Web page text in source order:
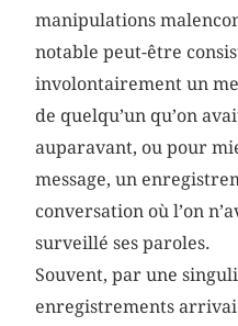
manipulations
notable peut-être
involontairement un
de quelqu’un qu’on
auparavant, ou pour
message, un
conversation où l’on
surveillé ses paroles.
Souvent, par une
enregistrements